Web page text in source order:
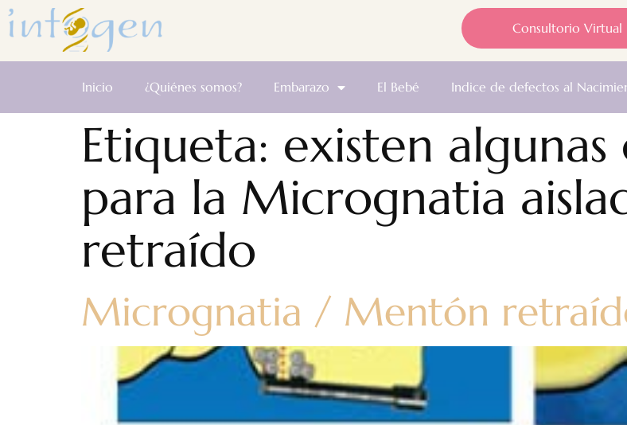
Consultorio Virtual
Inicio ¿Quiénes somos? Embarazo El Bebé Indice de defectos al
Etiqueta: existen
para la Micrognatia
retraído
Micrognatia / Mentón